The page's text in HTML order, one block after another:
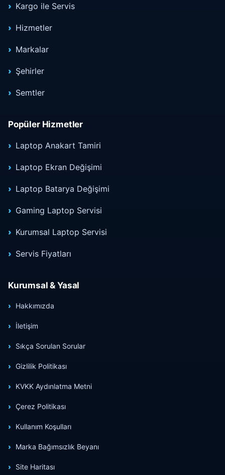
Kargo ile Servis
Hizmetler
Markalar
Şehirler
Semtler
Popüler Hizmetler
Laptop Anakart Tamiri
Laptop Ekran Değişimi
Laptop Batarya Değişimi
Gaming Laptop Servisi
Kurumsal Laptop Servisi
Servis Fiyatları
Kurumsal & Yasal
Hakkımızda
İletişim
Sıkça Sorulan Sorular
Gizlilik Politikası
KVKK Aydınlatma Metni
Çerez Politikası
Kullanım Koşulları
Marka Bağımsızlık Beyanı
Site Haritası